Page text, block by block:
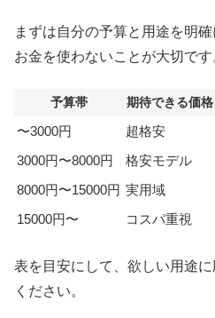
まずは自分の予算と用途を明
お金を使わないことが大切です
予算帯 期待できる価格
〜3000円 超格安
3000円〜8000円
格安モデル
8000円〜15000円 実用域
15000円〜
コスパ重視
表を目安にして、欲しい用途
ください。